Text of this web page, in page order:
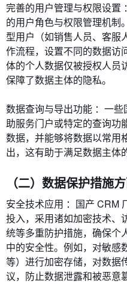
完善的用户管理与权限设置
的用户角色与权限管理机制
型用户（如销售人员、客服
作流程，设置不同的数据访
体的个人数据仅被授权人员
保障了数据主体的隐私。
数据查询与导出功能 ：一
助服务门户或特定的查询功
数据，并能够将数据以常用
出，这有助于满足数据主体
（二）数据保护措施
安全技术应用 ：国产 CRM
投入，采用诸如加密技术、
统等多重防护措施，确保个
中的安全性。例如，对敏感
等）进行加密存储，对数据
议，防止数据泄露和被恶意